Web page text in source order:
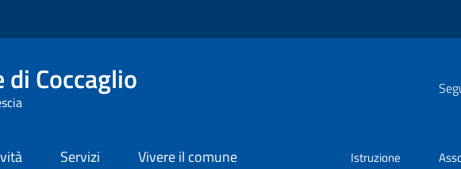
di Coccaglio
Servizi Vivere il comune Istruzione